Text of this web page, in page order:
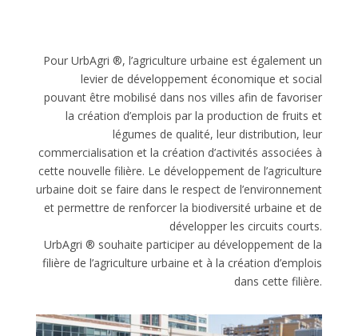
Pour UrbAgri ®, l’agriculture urbaine est également un
levier de développement économique et social
pouvant être mobilisé dans nos villes afin de favoriser
la création d’emplois par la production de fruits et
légumes de qualité, leur distribution, leur
commercialisation et la création d’activités associées à
cette nouvelle filière. Le développement de l’agriculture
urbaine doit se faire dans le respect de l’environnement
et permettre de renforcer la biodiversité urbaine et de
développer les circuits courts.
UrbAgri ® souhaite participer au développement de la
filière de l’agriculture urbaine et à la création d’emplois
dans cette filière.